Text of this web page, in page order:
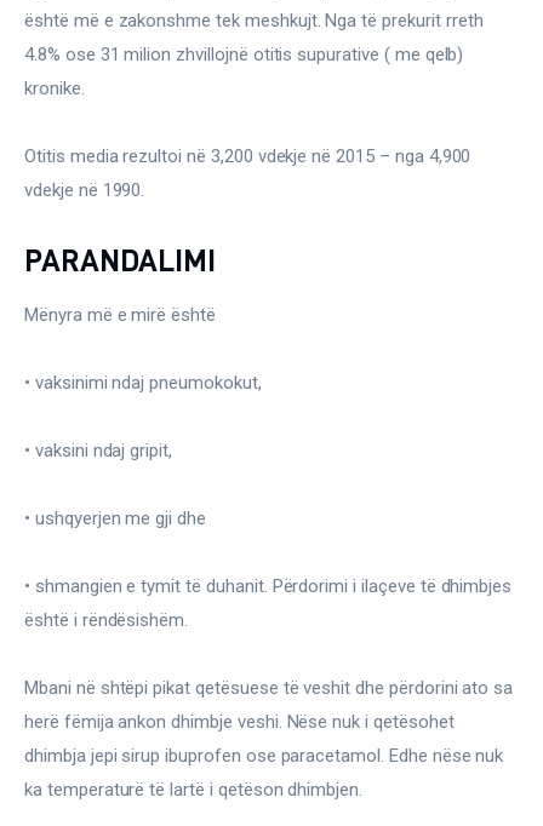
është më e zakonshme tek meshkujt. Nga të prekurit rreth
4.8% ose 31 milion zhvillojnë otitis supurative ( me qelb)
kronike.
Otitis media rezultoi në 3,200 vdekje në 2015 – nga 4,900
vdekje në 1990.
PARANDALIMI
Mënyra më e mirë është
• vaksinimi ndaj pneumokokut,
• vaksini ndaj gripit,
• ushqyerjen me gji dhe
• shmangien e tymit të duhanit. Përdorimi i ilaçeve të dhimbjes
është i rëndësishëm.
Mbani në shtëpi pikat qetësuese të veshit dhe përdorini ato sa
herë fëmija ankon dhimbje veshi. Nëse nuk i qetësohet
dhimbja jepi sirup ibuprofen ose paracetamol. Edhe nëse nuk
ka temperaturë të lartë i qetëson dhimbjen.